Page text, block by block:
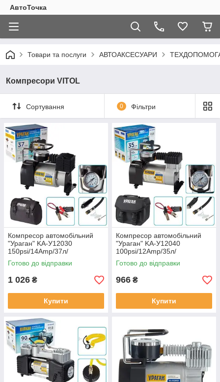
АвтоТочка
Товари та послуги АВТОАКСЕСУАРИ
Компресори VITOL
Сортування 0 Фільтри
Компресор автомобільний
"Ураган" KA-У12030
150psi/14Amp/37л/
прикур.+перехідник
Готово до відправки
1 026 ₴
Купити
Компресор автомобільний
"Ураган" KA-У12040
100psi/12Amp/35л/
прикур.+перехідник
Готово до відправки
966 ₴
Купити